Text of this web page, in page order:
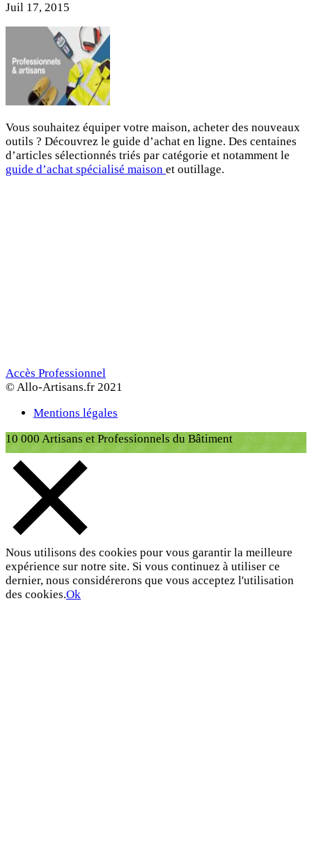
Juil 17, 2015
Vous souhaitez équiper votre maison, acheter des nouveaux
outils ? Découvrez le guide d’achat en ligne. Des centaines
d’articles sélectionnés triés par catégorie et notamment le
guide d’achat spécialisé maison et outillage.
Accès Professionnel
© Allo-Artisans.fr 2021
Mentions légales
10 000 Artisans et Professionnels du Bâtiment
Nous utilisons des cookies pour vous garantir la meilleure
expérience sur notre site. Si vous continuez à utiliser ce
dernier, nous considérerons que vous acceptez l'utilisation
des cookies.Ok